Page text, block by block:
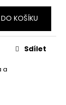
DO KOŠÍKU
a
Sdílet